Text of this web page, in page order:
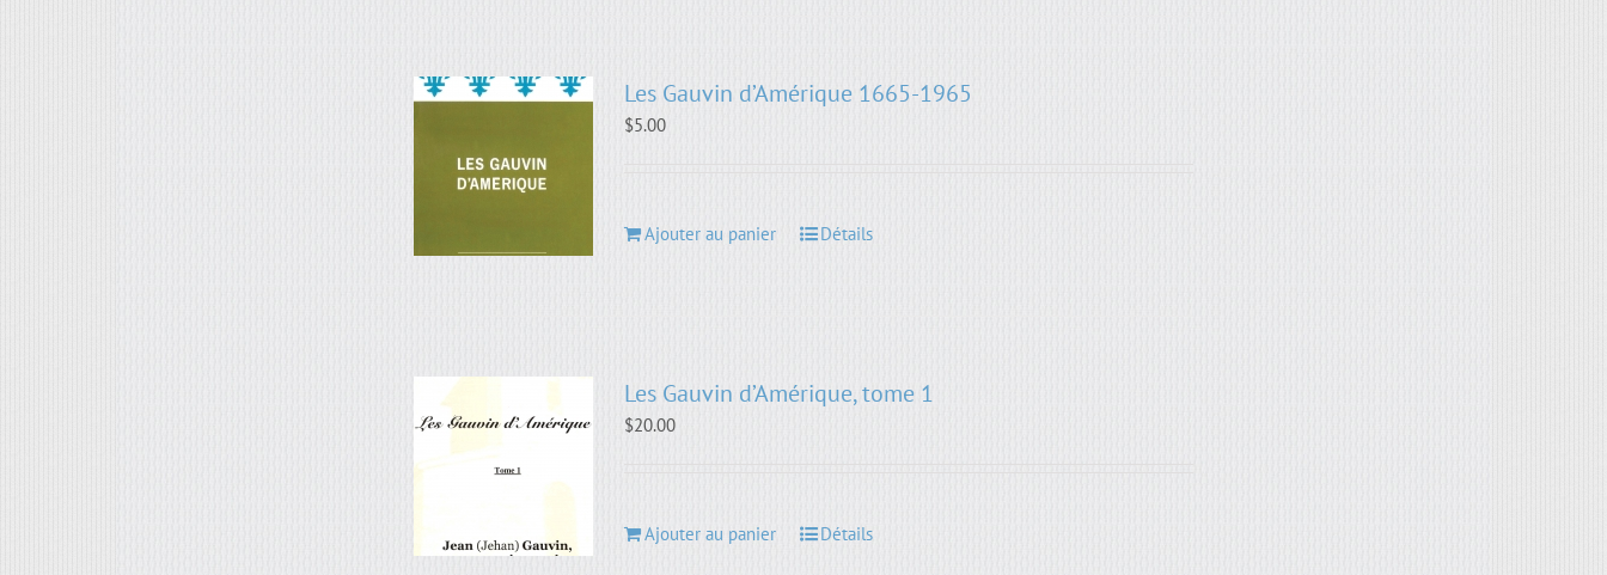
Les Gauvin d’Amérique 1665-1965
$5.00
Ajouter au panier Détails
Les Gauvin d’Amérique, tome 1
$20.00
Ajouter au panier Détails